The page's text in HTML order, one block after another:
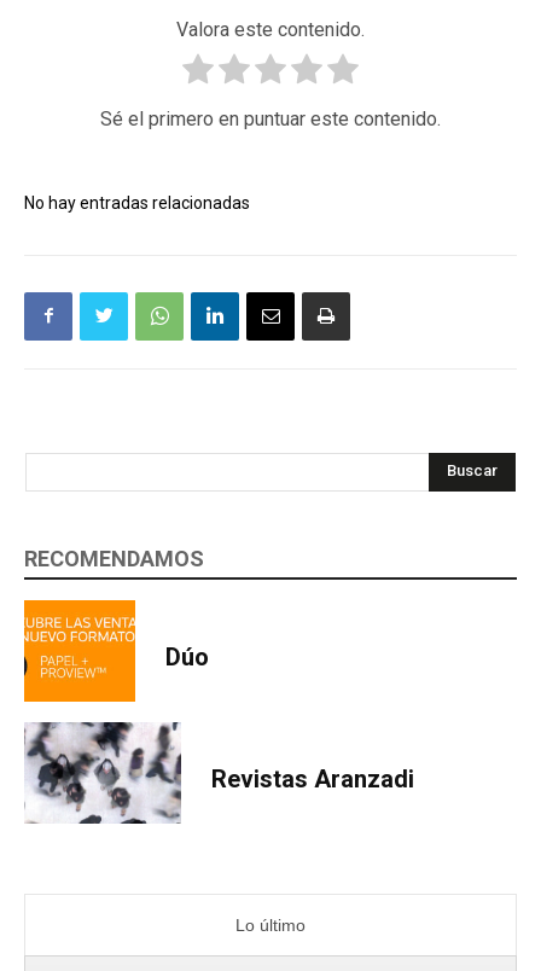
Valora este contenido.
Sé el primero en puntuar este contenido.
No hay entradas relacionadas
Buscar
RECOMENDAMOS
Dúo
Revistas Aranzadi
Lo último